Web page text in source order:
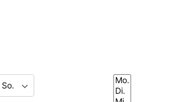
Wochentage